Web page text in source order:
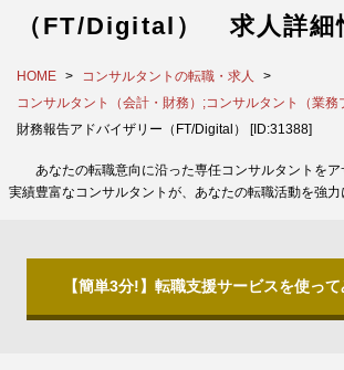
（FT/Digital） 求人詳細
HOME
コンサルタントの転職・求人
コンサルタント（会計・財務）;コンサルタント（業務
財務報告アドバイザリー（FT/Digital） [ID:31388]
あなたの転職意向に沿った専任コンサルタントをア
実績豊富なコンサルタントが、あなたの転職活動を強力
【簡単3分!】転職支援サービスを使って